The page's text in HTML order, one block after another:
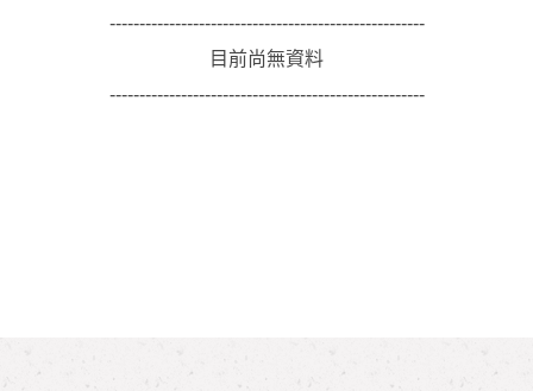
-----------------------------------------------------
目前尚無資料
-----------------------------------------------------